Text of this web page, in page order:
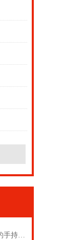
电波流速仪——一款功能细的手持式电波流速仪2025(万象推送)